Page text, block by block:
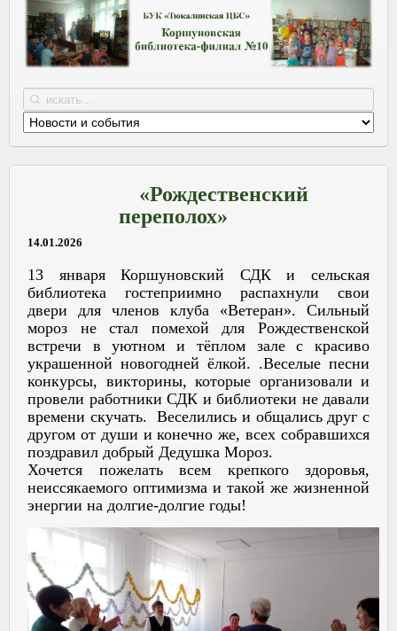
«Рождественский
переполох»
14.01.2026
13 января Коршуновский СДК и сельская
библиотека гостеприимно распахнули свои
двери для членов клуба «Ветеран». Сильный
мороз не стал помехой для Рождественской
встречи в уютном и тёплом зале с красиво
украшенной новогодней ёлкой. .Веселые песни
конкурсы, викторины, которые организовали и
провели работники СДК и библиотеки не давали
времени скучать. Веселились и общались друг с
другом от души и конечно же, всех собравшихся
поздравил добрый Дедушка Мороз.
Хочется пожелать всем крепкого здоровья,
неиссякаемого оптимизма и такой же жизненной
энергии на долгие-долгие годы!